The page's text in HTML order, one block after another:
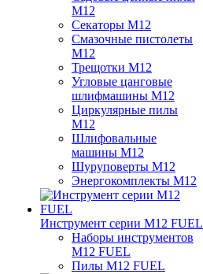
M12
Секаторы M12
Смазочные пистолеты
M12
Трещотки M12
Угловые цанговые
шлифмашины M12
Циркулярные пилы
M12
Шлифовальные
машины M12
Шуруповерты M12
Энергокомплекты M12
Инструмент серии M12 FUEL
Наборы инструментов
M12 FUEL
Пилы M12 FUEL